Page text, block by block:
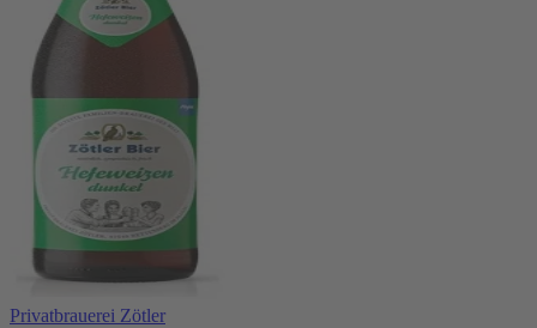
Privatbrauerei Zötler